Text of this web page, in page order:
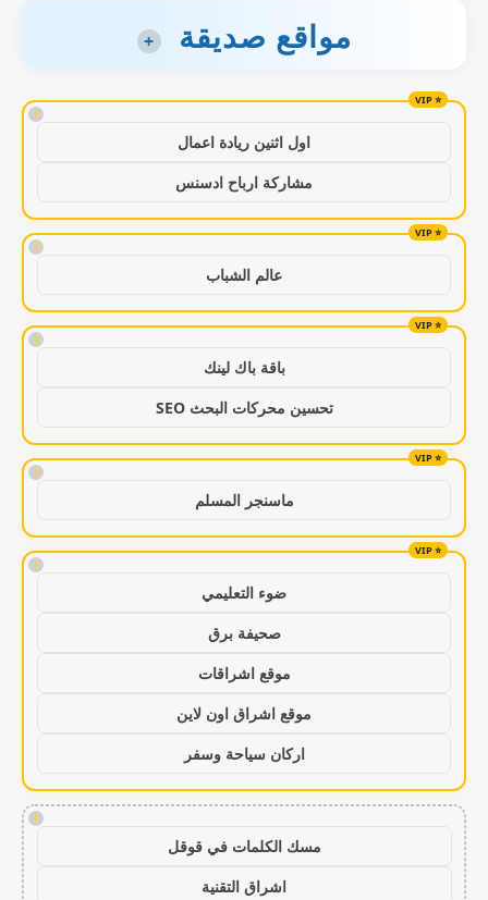
مواقع صديقة +
!
اول اثنين ريادة اعمال
مشاركة ارباح ادسنس
!
عالم الشباب
!
باقة باك لينك
تحسين محركات البحث SEO
!
ماسنجر المسلم
!
ضوء التعليمي
صحيفة برق
موقع اشراقات
موقع اشراق اون لاين
اركان سياحة وسفر
!
مسك الكلمات في قوقل
اشراق التقنية